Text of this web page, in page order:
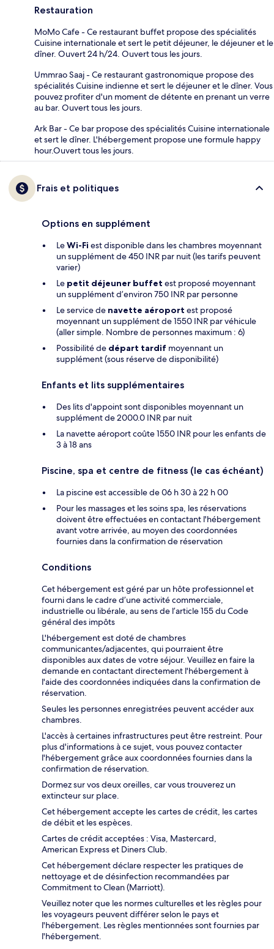
Restauration
MoMo Cafe - Ce restaurant buffet propose des spécialités
Cuisine internationale et sert le petit déjeuner, le déjeuner et le
dîner. Ouvert 24 h/24. Ouvert tous les jours.
Ummrao Saaj - Ce restaurant gastronomique propose des
spécialités Cuisine indienne et sert le déjeuner et le dîner. Vous
pouvez profiter d'un moment de détente en prenant un verre
au bar. Ouvert tous les jours.
Ark Bar - Ce bar propose des spécialités Cuisine internationale
et sert le dîner. L'hébergement propose une formule happy
hour.Ouvert tous les jours.
Frais et politiques
Options en supplément
LeWi-Fi est disponible dans les chambres moyennant
un supplément de 450 INR par nuit (les tarifs peuvent
varier)
Le petit déjeuner buffet est proposé moyennant
un supplément d’environ 750 INR par personne
Le service de navette aéroport est proposé
moyennant un supplément de 1550 INR par véhicule
(aller simple. Nombre de personnes maximum : 6)
Possibilité de départ tardif moyennant un
supplément (sous réserve de disponibilité)
Enfants et lits supplémentaires
Des lits d'appoint sont disponibles moyennant un
supplément de 2000.0 INR par nuit
La navette aéroport coûte 1550 INR pour les enfants de
3 à 18 ans
Piscine, spa et centre de fitness (le cas échéant)
La piscine est accessible de 06 h 30 à 22 h 00
Pour les massages et les soins spa, les réservations
doivent être effectuées en contactant l'hébergement
avant votre arrivée, au moyen des coordonnées
fournies dans la confirmation de réservation
Conditions
Cet hébergement est géré par un hôte professionnel et
fourni dans le cadre d’une activité commerciale,
industrielle ou libérale, au sens de l’article 155 du Code
général des impôts
L'hébergement est doté de chambres
communicantes/adjacentes, qui pourraient être
disponibles aux dates de votre séjour. Veuillez en faire la
demande en contactant directement l'hébergement à
l'aide des coordonnées indiquées dans la confirmation de
réservation.
Seules les personnes enregistrées peuvent accéder aux
chambres.
L'accès à certaines infrastructures peut être restreint. Pour
plus d'informations à ce sujet, vous pouvez contacter
l'hébergement grâce aux coordonnées fournies dans la
confirmation de réservation.
Dormez sur vos deux oreilles, car vous trouverez un
extincteur sur place.
Cet hébergement accepte les cartes de crédit, les cartes
de débit et les espèces.
Cartes de crédit acceptées : Visa, Mastercard,
American Express et Diners Club.
Cet hébergement déclare respecter les pratiques de
nettoyage et de désinfection recommandées par
Commitment to Clean (Marriott).
Veuillez noter que les normes culturelles et les règles pour
les voyageurs peuvent différer selon le pays et
l'hébergement. Les règles mentionnées sont fournies par
l'hébergement.